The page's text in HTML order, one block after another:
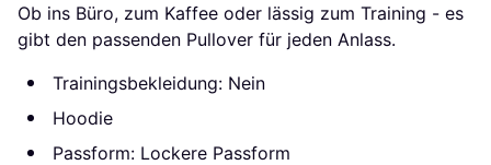
Ob ins Büro, zum Kaffee oder lässig zum Training - es
gibt den passenden Pullover für jeden Anlass.
Trainingsbekleidung: Nein
Hoodie
Passform: Lockere Passform